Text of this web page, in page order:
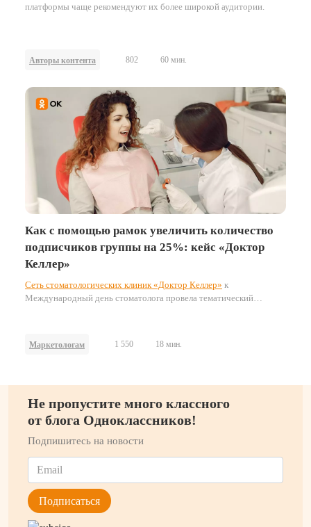
платформы чаще рекомендуют их более широкой аудитории.
Авторы контента 802 60 мин.
Как с помощью рамок увеличить количество
подписчиков группы на 25%: кейс «Доктор
Келлер»
Сеть стоматологических клиник «Доктор Келлер» к
Международный день стоматолога провела тематический
Маркетологам 1 550 18 мин.
Не пропустите много классного
от блога Одноклассников!
Подпишитесь на новости